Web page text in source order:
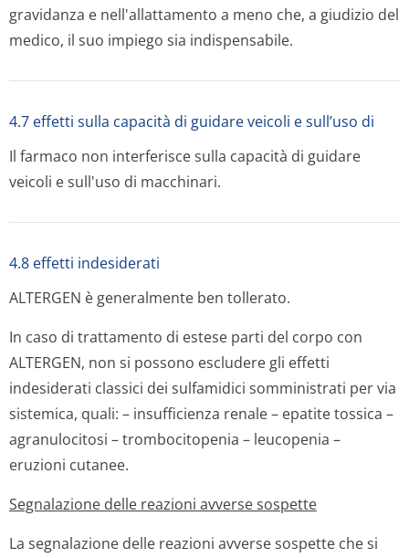
gravidanza e nell'allattamento a meno che, a giudizio del
medico, il suo impiego sia indispensabile.
4.7 effetti sulla capacità di guidare veicoli e sull’uso di
Il farmaco non interferisce sulla capacità di guidare
veicoli e sull'uso di macchinari.
4.8 effetti indesiderati
ALTERGEN è generalmente ben tollerato.
In caso di trattamento di estese parti del corpo con
ALTERGEN, non si possono escludere gli effetti
indesiderati classici dei sulfamidici somministrati per via
sistemica, quali: – insufficienza renale – epatite tossica –
agranulocitosi – trombocitopenia – leucopenia –
eruzioni cutanee.
Segnalazione delle reazioni avverse sospette
La segnalazione delle reazioni avverse sospette che si